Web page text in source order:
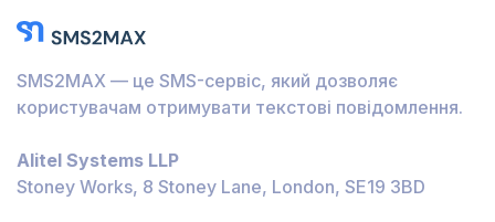
Барбадос
Бурунді
Багамські Острови
Беліз
SMS2MAX — це SMS-сервіс, який дозволяє
користувачам отримувати текстові повідомлення.
Alitel Systems LLP
Stoney Works, 8 Stoney Lane, London, SE19 3BD